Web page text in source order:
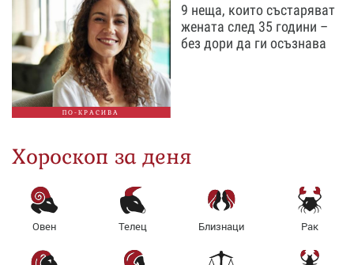
ПО-КРАСИВА
9 неща, които състаряват
жената след 35 години –
без дори да ги осъзнава
Хороскоп за деня
Овен Телец Близнаци Рак